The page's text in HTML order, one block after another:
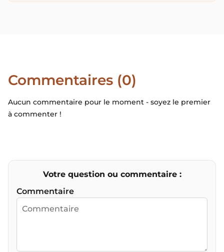
Commentaires (0)
Aucun commentaire pour le moment - soyez le premier
à commenter !
Votre question ou commentaire :
Commentaire